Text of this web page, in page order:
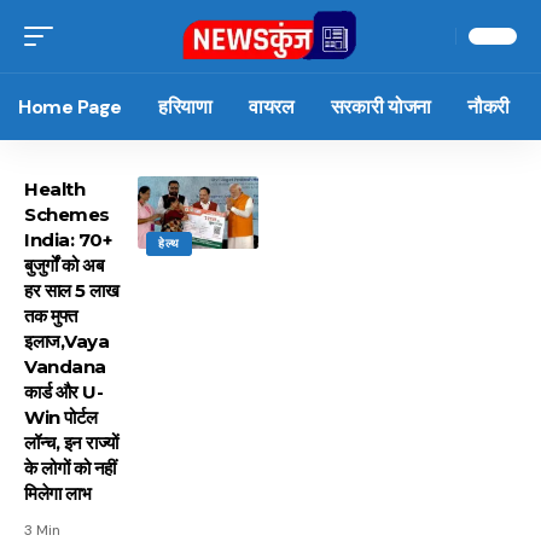
Home Page हरियाणा वायरल सरकारी योजना नौकरी
हेल्थ
Health
Schemes
India: 70+
बुजुर्गों को अब
हर साल 5 लाख
तक मुफ्त
इलाज,Vaya
Vandana
कार्ड और U-
Win पोर्टल
लॉन्च, इन राज्यों
के लोगों को नहीं
मिलेगा लाभ
3 Min